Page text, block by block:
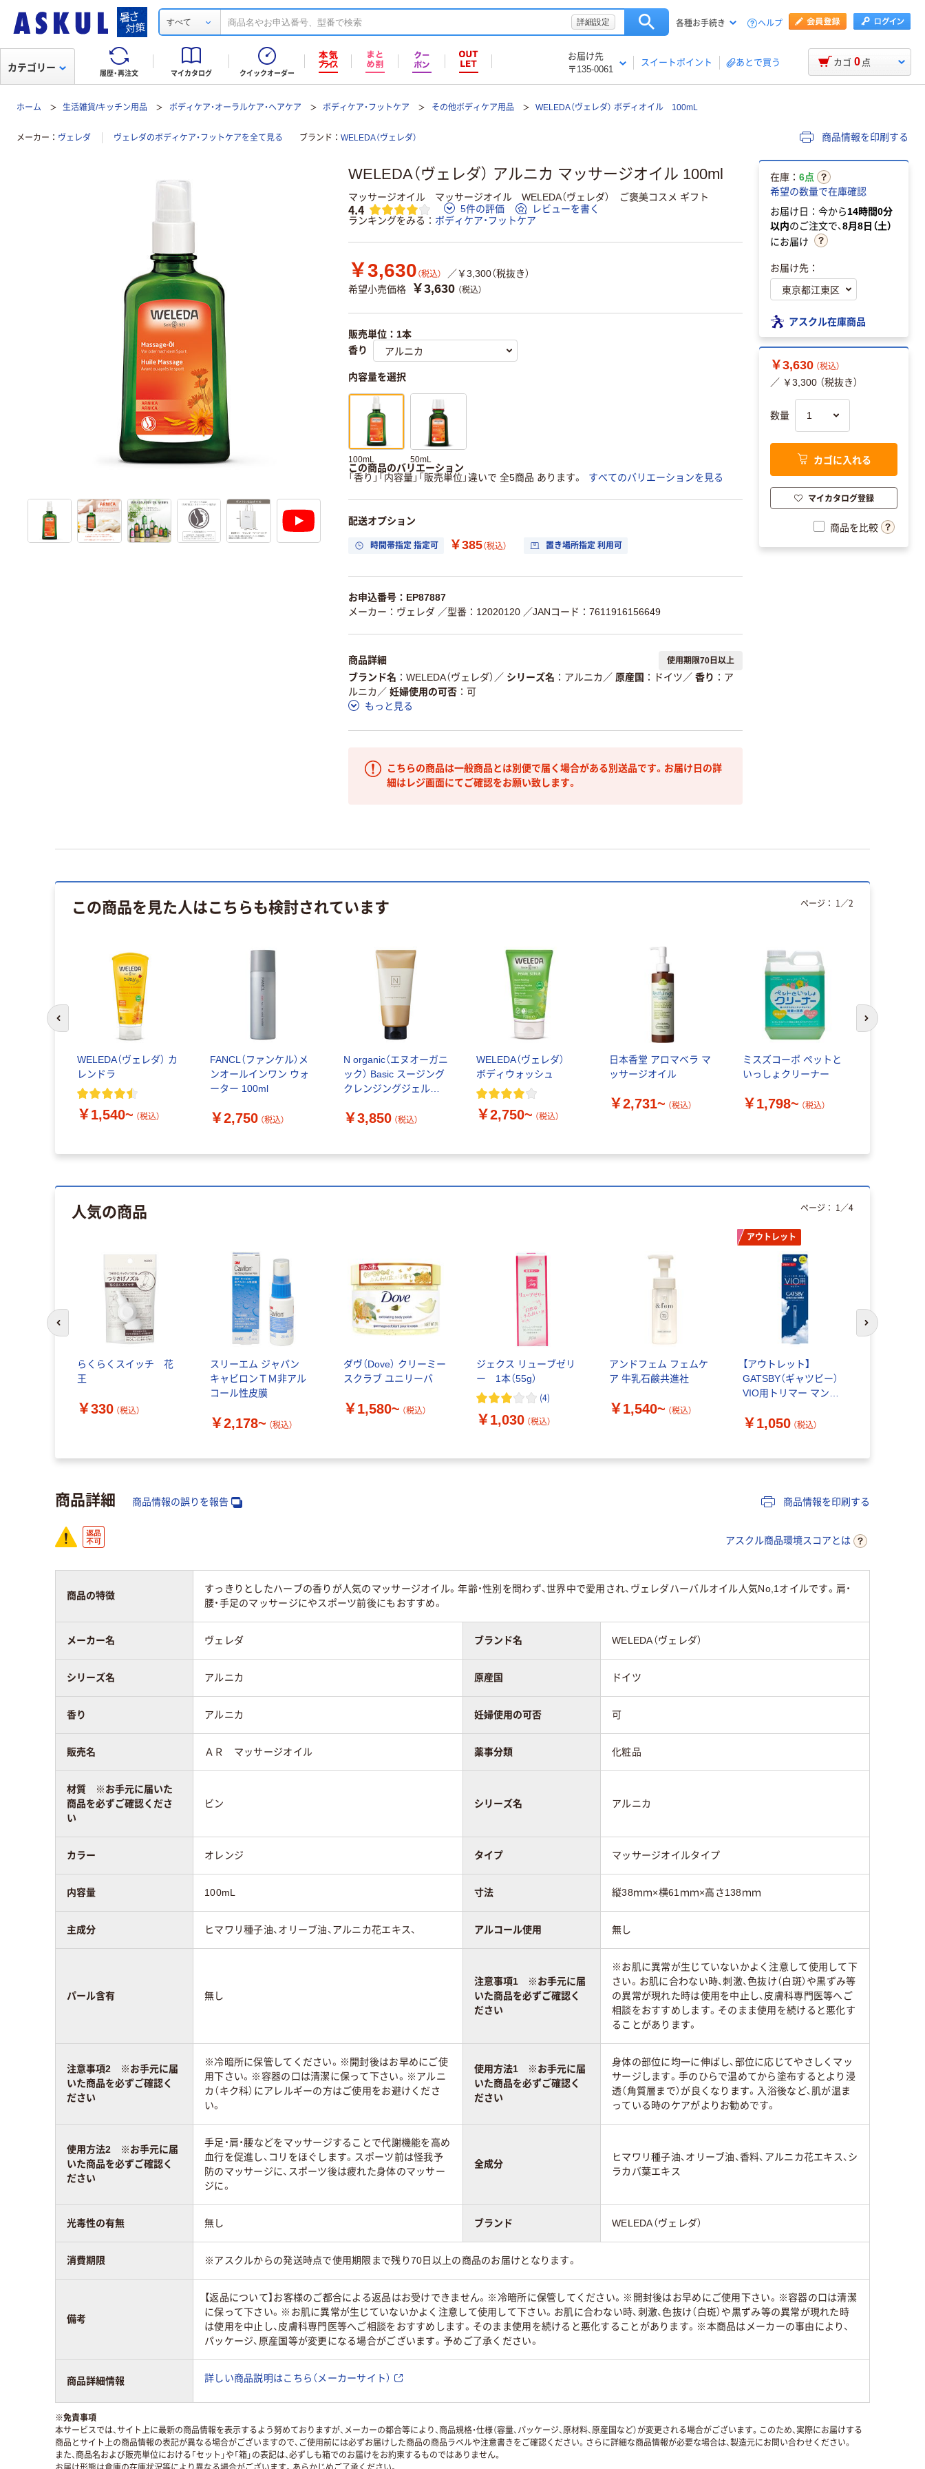
すべて 詳細設定 各種お手続き ヘルプ
履歴・再注文 マイカタログ クイックオーダー
お届け先
〒135-0061
スイートポイント あとで買う
カテゴリー カゴ 0 点
ホーム 生活雑貨/キッチン用品 ボディケア・オーラルケア・ヘアケア ボディケア・フットケア その他ボディケア用品 WELEDA（ヴェレダ） ボディオイル 100mL
メーカー ヴェレダ ヴェレダのボディケア・フットケアを全て見る ブランド WELEDA（ヴェレダ） 商品情報を印刷する
WELEDA（ヴェレダ） アルニカ マッサージオイル 100ml
マッサージオイル マッサージオイル WELEDA（ヴェレダ） ご褒美コスメ ギフト
4.4 5件の評価
レビューを書く
ランキングをみる
ボディケア・フットケア
￥3,630 （税込）
／￥3,300（税抜き）
希望小売価格
￥3,630 （税込）
販売単位：1本
香り
内容量を選択
100mL 50mL
この商品のバリエーション
「香り」「内容量」「販売単位」違いで 全5商品 あります。
すべてのバリエーションを見る
配送オプション
時間帯指定 指定可 ￥385（税込） 置き場所指定 利用可
お申込番号：EP87887
メーカー：ヴェレダ ／型番：12020120 ／JANコード：7611916156649
商品詳細 使用期限70日以上
ブランド名 WELEDA（ヴェレダ） ／ シリーズ名 アルニカ ／ 原産国 ドイツ ／ 香り
ア
ルニカ ／ 妊婦使用の可否
可
もっと見る
こちらの商品は一般商品とは別便で届く場合がある別送品です。お届け日の詳
細はレジ画面にてご確認をお願い致します。
在庫： 6点
希望の数量で在庫確認
お届け日：今から14時間0分
以内のご注文で、8月8日（土）
にお届け
お届け先：
アスクル在庫商品
￥3,630 （税込）
／ ￥3,300 （税抜き）
数量
カゴに入れる
マイカタログ登録
商品を比較
この商品を見た人はこちらも検討されています
WELEDA（ヴェレダ） カ
レンドラ
￥1,540~ （税込）
FANCL（ファンケル）メ
ンオールインワン ウォ
ーター 100ml
￥2,750 （税込）
N organic（エヌオーガニ
ック） Basic スージング
クレンジングジェル
￥3,850 （税込）
WELEDA（ヴェレダ）
ボディウォッシュ
￥2,750~ （税込）
日本香堂 アロマベラ マ
ッサージオイル
￥2,731~ （税込）
ミスズコーポ ペットと
いっしょクリーナー
￥1,798~ （税込）
ページ： 1 ／2
前のスライドへ 次のスライド
人気の商品
らくらくスイッチ 花
王
￥330 （税込）
スリーエム ジャパン
キャビロンＴＭ非アル
コール性皮膜
￥2,178~ （税込）
ダヴ（Dove） クリーミー
スクラブ ユニリーバ
￥1,580~ （税込）
ジェクス リューブゼリ
ー 1本（55g）
(4)
￥1,030 （税込）
アンドフェム フェムケ
ア 牛乳石鹸共進社
￥1,540~ （税込）
アウトレット
【アウトレット】
GATSBY（ギャツビー）
VIO用トリマー マンダ
￥1,050 （税込）
ページ： 1 ／4
前のスライドへ 次のスライド
商品詳細 商品情報の誤りを報告 商品情報を印刷する
アスクル商品環境スコアとは
商品の特徴
すっきりとしたハーブの香りが人気のマッサージオイル。年齢・性別を問わず、世界中で愛用され、ヴェレダハーバルオイル人気No,1オイルです。肩・
腰・手足のマッサージにやスポーツ前後にもおすすめ。
メーカー名 ヴェレダ ブランド名 WELEDA（ヴェレダ）
シリーズ名 アルニカ 原産国 ドイツ
香り アルニカ 妊婦使用の可否 可
販売名 ＡＲ マッサージオイル 薬事分類 化粧品
材質 ※お手元に届いた
商品を必ずご確認くださ
い
ビン シリーズ名 アルニカ
カラー オレンジ タイプ マッサージオイルタイプ
内容量 100mL 寸法 縦38ｍｍ×横61ｍｍ×高さ138ｍｍ
主成分 ヒマワリ種子油、オリーブ油、アルニカ花エキス、 アルコール使用 無し
パール含有 無し
注意事項1 ※お手元に届
いた商品を必ずご確認く
ださい
※お肌に異常が生じていないかよく注意して使用して下
さい。お肌に合わない時、刺激、色抜け（白斑）や黒ずみ等
の異常が現れた時は使用を中止し、皮膚科専門医等へご
相談をおすすめします。そのまま使用を続けると悪化す
ることがあります。
注意事項2 ※お手元に届
いた商品を必ずご確認く
ださい
※冷暗所に保管してください。※開封後はお早めにご使
用下さい。※容器の口は清潔に保って下さい。※アルニ
カ（キク科）にアレルギーの方はご使用をお避けくださ
い。
使用方法1 ※お手元に届
いた商品を必ずご確認く
ださい
身体の部位に均一に伸ばし、部位に応じてやさしくマッ
サージします。手のひらで温めてから塗布するとより浸
透（角質層まで）が良くなります。入浴後など、肌が温ま
っている時のケアがよりお勧めです。
使用方法2 ※お手元に届
いた商品を必ずご確認く
ださい
手足・肩・腰などをマッサージすることで代謝機能を高め
血行を促進し、コリをほぐします。スポーツ前は怪我予
防のマッサージに、スポーツ後は疲れた身体のマッサー
ジに。
全成分
ヒマワリ種子油、オリーブ油、香料、アルニカ花エキス、シ
ラカバ葉エキス
光毒性の有無 無し ブランド WELEDA（ヴェレダ）
消費期限 ※アスクルからの発送時点で使用期限まで残り70日以上の商品のお届けとなります。
備考
【返品について】お客様のご都合による返品はお受けできません。※冷暗所に保管してください。※開封後はお早めにご使用下さい。※容器の口は清潔
に保って下さい。※お肌に異常が生じていないかよく注意して使用して下さい。お肌に合わない時、刺激、色抜け（白斑）や黒ずみ等の異常が現れた時
は使用を中止し、皮膚科専門医等へご相談をおすすめします。そのまま使用を続けると悪化することがあります。※本商品はメーカーの事由により、
パッケージ、原産国等が変更になる場合がございます。予めご了承ください。
商品詳細情報 詳しい商品説明はこちら（メーカーサイト）
※免責事項
本サービスでは、サイト上に最新の商品情報を表示するよう努めておりますが、メーカーの都合等により、商品規格・仕様（容量、パッケージ、原材料、原産国など）が変更される場合がございます。このため、実際にお届けする
商品とサイト上の商品情報の表記が異なる場合がございますので、ご使用前には必ずお届けした商品の商品ラベルや注意書きをご確認ください。さらに詳細な商品情報が必要な場合は、製造元にお問い合わせください。
また、商品名および販売単位における「セット」や「箱」の表記は、必ずしも箱でのお届けをお約束するものではありません。